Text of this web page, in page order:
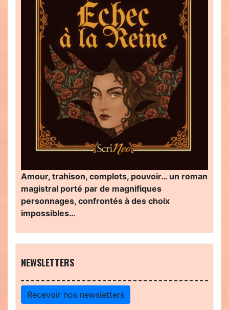
Amour, trahison, complots, pouvoir… un roman
magistral porté par de magnifiques
personnages, confrontés à des choix
impossibles…
NEWSLETTERS
Recevoir nos newsletters